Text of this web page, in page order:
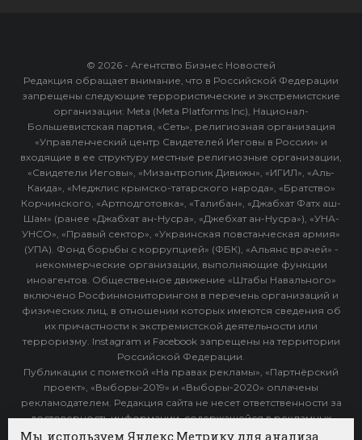
© 2026 - Агентство Бизнес Новостей
Редакция обращает внимание, что в Российской Федерации
запрещены следующие террористические и экстремистские
организации: Meta (Meta Platforms Inc), Национал-
Большевистская партия, «Сеть», религиозная организация
«Управленческий центр Свидетелей Иеговы в России» и
входящие в ее структуру местные религиозные организации,
«Свидетели Иеговы», «Мизантропик Дивижн», «ИГИЛ», «Аль-
Каида», «Меджлис крымско-татарского народа», «Братство»
Корчинского, «Артподготовка», «Талибан», «Джабхат Фатх аш-
Шам» (ранее «Джабхат ан-Нусра», «Джебхат ан-Нусра»), «УНА-
УНСО», «Правый сектор», «Украинская повстанческая армия»
(УПА). Фонд борьбы с коррупцией» (ФБК), «Альянс врачей» -
некоммерческие организации, выполняющие функции
иноагентов. Общественное движение «Штабы Навального»
включено Росфинмониторингом в перечень организаций и
физических лиц, в отношении которых имеются сведения об
их причастности к экстремистской деятельности или
терроризму. Instagram и Facebook запрещены на территории
Российской Федерации.
Публикации с пометкой «На правах рекламы», «Партнёрский
проект», «Выборы-2019» и «Выборы-2020» оплачены
рекламодателем. Редакция сайта не несет ответственности за
достоверность информации, содержащейся в рекламных
объявлениях.
Мы используем Яндекс.Метрику для анализа